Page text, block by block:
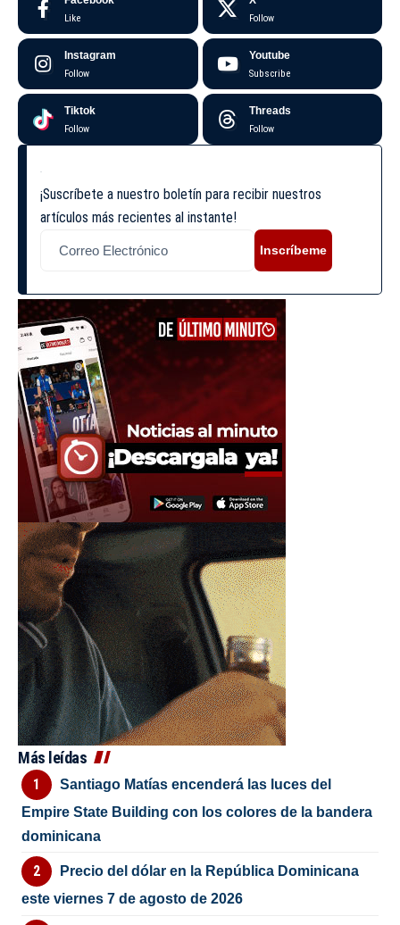
Like Follow
Instagram
Follow
Youtube
Subscribe
Tiktok
Follow
Threads
Follow
¡Suscríbete a nuestro boletín para recibir nuestros
artículos más recientes al instante!
Inscríbeme
Más leídas
Santiago Matías encenderá las luces del
Empire State Building con los colores de la bandera
dominicana
Precio del dólar en la República Dominicana
este viernes 7 de agosto de 2026